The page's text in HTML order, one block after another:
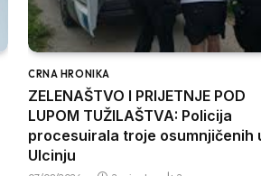
CRNA HRONIKA
ZELENAŠTVO I PRIJETNJE POD
LUPOM TUŽILAŠTVA: Policija
procesuirala troje osumnjičenih
Ulcinju